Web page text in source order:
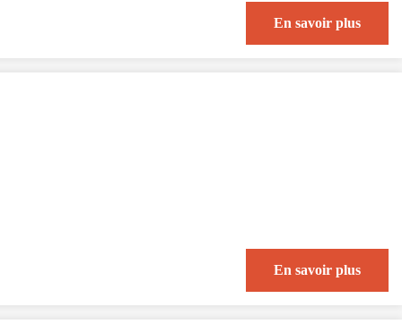
En savoir plus
En savoir plus